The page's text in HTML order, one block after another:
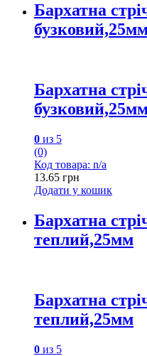
Бархатна
Бархатна
0 из 5
(0)
Код товара: n/a
13.65 грн
Додати у кошик
Бархатна
теплий,25мм
Бархатна
теплий,25мм
0 из 5